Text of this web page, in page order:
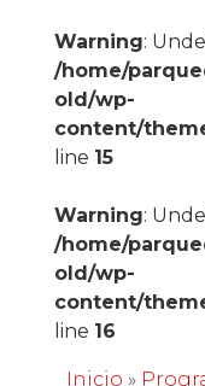
Warning:
/home/
old/wp-
content/
line 15
Warning:
/home/
old/wp-
content/
line 16
Inicio »